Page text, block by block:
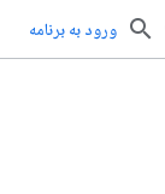
ورود به برنامه